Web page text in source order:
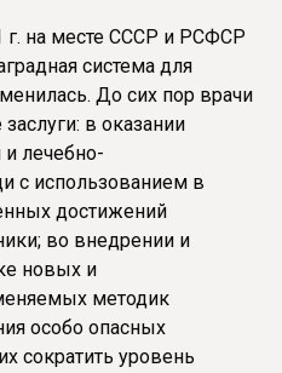
г. на месте СССР и РСФСР
система для
До сих пор врачи
в оказании
лечебно-
с использованием в
достижений
во внедрении и
новых и
методик
особо опасных
сократить уровень